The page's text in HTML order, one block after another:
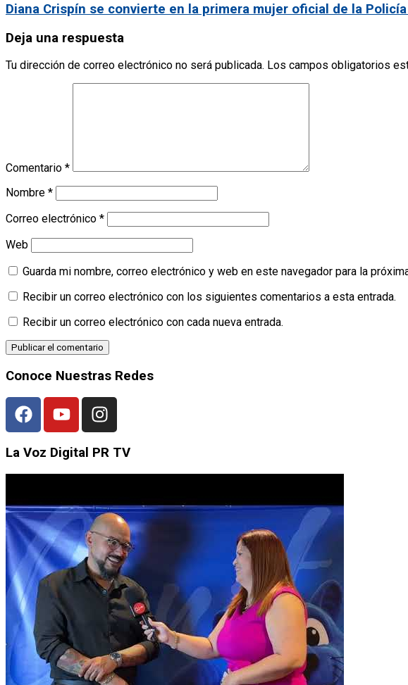
Diana Crispín se convierte en la primera mujer oficial de la
Deja una respuesta
Tu dirección de correo electrónico no será publicada. Los campos obligatorios
Comentario *
Nombre *
Correo electrónico *
Web
Guarda mi nombre, correo electrónico y web en este navegador para la
Recibir un correo electrónico con los siguientes comentarios a esta entrada.
Recibir un correo electrónico con cada nueva entrada.
Conoce Nuestras Redes
La Voz Digital PR TV